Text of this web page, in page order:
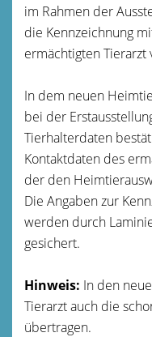
im Rahmen der
die Kennzeichnung
ermächtigten Tierarzt
In dem neuen
bei der
Tierhalterdaten
Kontaktdaten des
der den
Die Angaben zur
werden durch
gesichert.
Hinweis: In den
Tierarzt auch die
übertragen.